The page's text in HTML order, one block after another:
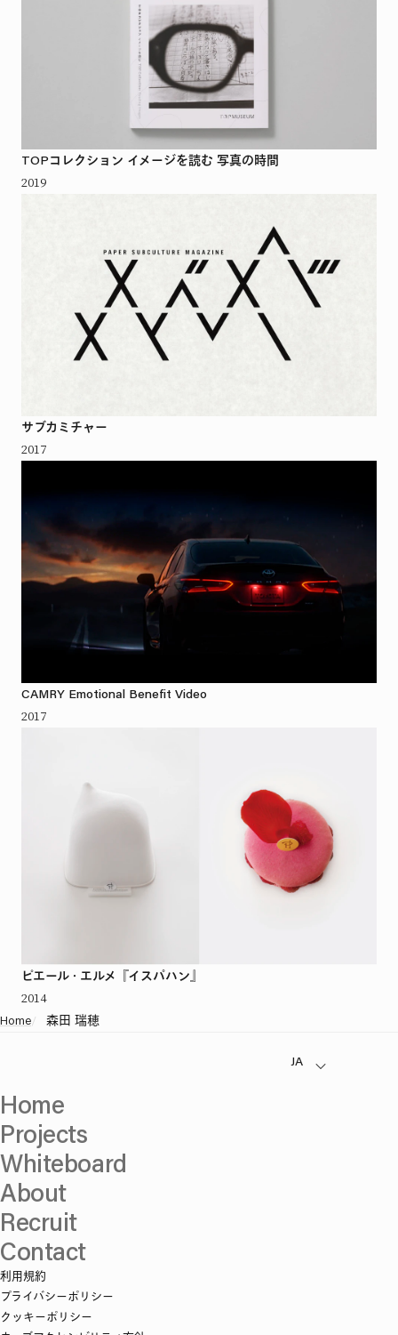
TOPコレクション イメージを読む 写真の時間
2019
サブカミチャー
2017
CAMRY Emotional Benefit Video
2017
ピエール・エルメ『イスパハン』
2014
Home/ 森田 瑞穂
Home
Projects
Whiteboard
About
Recruit
Contact
利用規約
プライバシーポリシー
クッキーポリシー